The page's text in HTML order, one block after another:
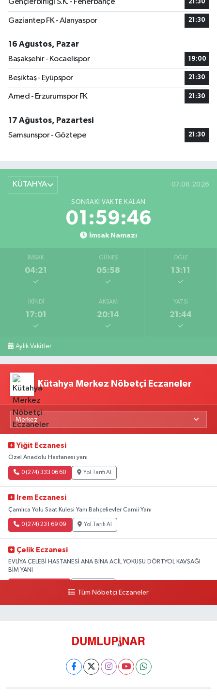
Gençlerbirliği S.K. - Fenerbahçe 21:30
Gaziantep FK - Alanyaspor 21:30
16 Ağustos, Pazar
Başakşehir - Kocaelispor
19:00
Beşiktaş - Eyüpspor 21:30
Amed - Erzurumspor FK 21:30
17 Ağustos, Pazartesi
Samsunspor - Göztepe
21:30
KÜTAHYA 07.08.2026
SONRAKI VAKTE KALAN
01:59:46
İmsak Namazı
İMSAK
04:21
GÜNEŞ
05:58
ÖĞLE
13:11
İKINDI
17:01
AKŞAM
20:14
YATSI
21:44
Aylık Vakitler
Kütahya Merkez Nöbetçi Eczaneler
Yiğit Eczanesi
Özel Anadolu Hastanesi yanı
0 (274) 333 06 60 Yol Tarifi Al
Irem Eczanesi
Çamlıca Yolu Saat Kulesi Yanı Bahçelievler Camii Yanı
0 (274) 231 69 09 Yol Tarifi Al
Çelik Eczanesi
EVLİYA ÇELEBİ HASTANESİ ANA BİNA ACİL YOKUŞU DÖRTYOL KAVŞAĞI
BİM YANI
Tüm Nöbetçi Eczaneler